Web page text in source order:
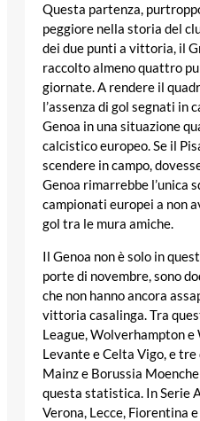
Questa partenza,
peggiore nella storia del
dei due punti a vittoria, il
raccolto almeno quattro
giornate. A rendere il
l’assenza di gol segnati in
Genoa in una situazione
calcistico europeo. Se il
scendere in campo,
Genoa rimarrebbe l’unica
campionati europei a non
gol tra le mura amiche.
Il Genoa non è solo in
porte di novembre, sono
che non hanno ancora
vittoria casalinga. Tra
League, Wolverhampton e
Levante e Celta Vigo, e
Mainz e Borussia
questa statistica. In Serie
Verona, Lecce, Fiorentina